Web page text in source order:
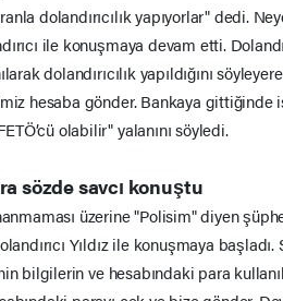
dolandırıcılık yapıyorlar" dedi.
ile konuşmaya devam etti.
dolandırıcılık yapıldığını
hesaba gönder. Bankaya gittiğinde
olabilir" yalanını söyledi.
sözde savcı konuştu
üzerine "Polisim" diyen
Yıldız ile konuşmaya başladı.
bilgilerin ve hesabındaki para